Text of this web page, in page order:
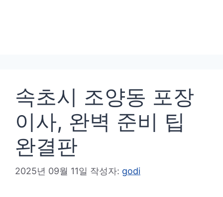
속초시 조양동 포장
이사, 완벽 준비 팁
완결판
2025년 09월 11일 작성자: godi